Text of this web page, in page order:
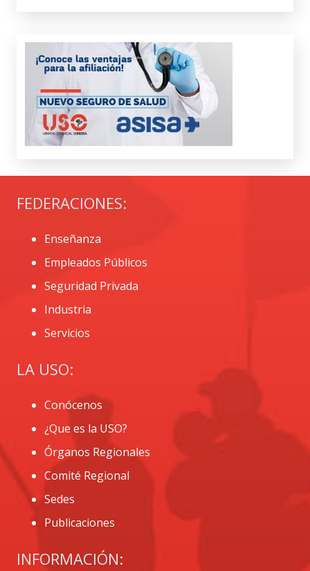
FEDERACIONES:
Enseñanza
Empleados Públicos
Seguridad Privada
Industria
Servicios
LA USO:
Conócenos
¿Que es la USO?
Órganos Regionales
Comité Regional
Sedes
Publicaciones
INFORMACIÓN: